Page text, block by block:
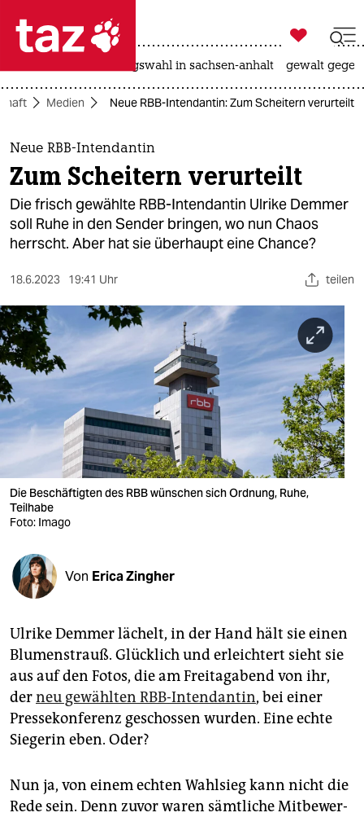
 taz zahl ich
taz zahl ich
themen
politik
öko
sport
berlin
nord
wahrheit
verlag
verlag
shop
fragen & hilfe
unterstützen
abo
genossenschaft
epaper login

taz zahl ich
landtagswahl in sachsen-anhalt gewalt
Medien Neue RBB-Intendantin: Zum Scheitern verurteilt
Neue RBB-Intendantin
Zum Scheitern verurteilt
Die frisch gewählte RBB-Intendantin Ulrike Demmer
soll Ruhe in den Sender bringen, wo nun Chaos
herrscht. Aber hat sie überhaupt eine Chance?
18.6.2023 19:41 Uhr teilen
Die Beschäftigten des RBB wünschen sich Ordnung, Ruhe,
Teilhabe
Foto: Imago
Von Erica Zingher
Ulrike Demmer lächelt, in der Hand hält sie einen
Blumenstrauß. Glücklich und erleichtert sieht sie
aus auf den Fotos, die am Freitagabend von ihr,
derneu gewählten RBB-Intendantin, bei einer
Pressekonferenz geschossen wurden. Eine echte
Siegerin eben. Oder?
Nun ja, von einem echten Wahlsieg kann nicht die
Rede sein. Denn zuvor waren sämtliche Mit­be­wer­